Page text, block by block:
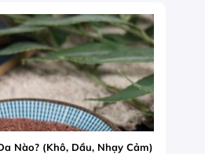
Nào? (Khô, Dầu, Nhạy Cảm)